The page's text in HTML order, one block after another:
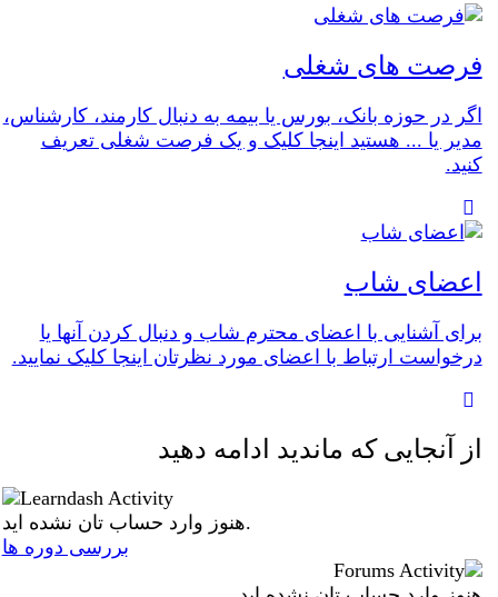
فرصت های شغلی
اگر در حوزه بانک، بورس یا بیمه به دنبال کارمند، کارشناس،
مدیر یا ... هستید اینجا کلیک و یک فرصت شغلی تعریف
کنید.
اعضای شاب
برای آشنایی با اعضای محترم شاب و دنبال کردن آنها یا
درخواست ارتباط با اعضای مورد نظرتان اینجا کلیک نمایید.
از آنجایی که ماندید ادامه دهید
هنوز وارد حساب تان نشده اید.
بررسی دوره ها